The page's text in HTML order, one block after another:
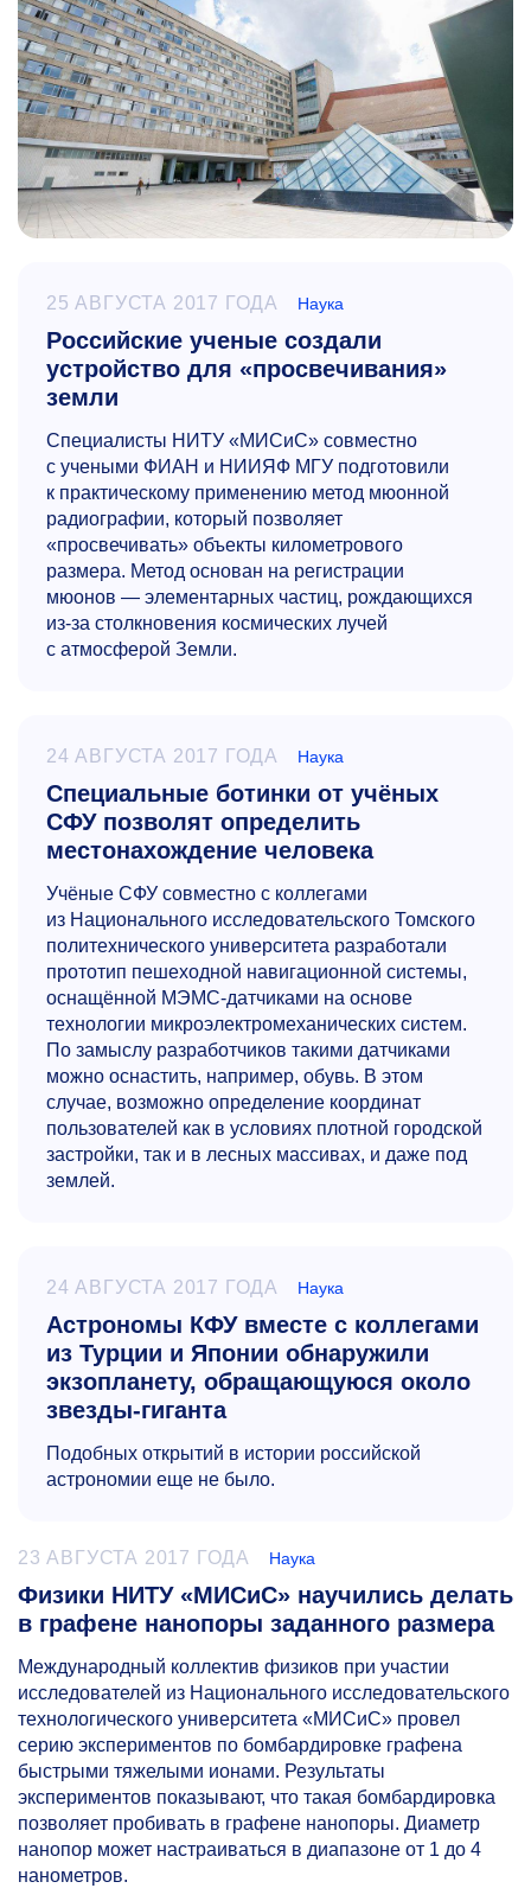
25 АВГУСТА 2017 ГОДА Наука
Российские ученые создали
устройство для «просвечивания»
земли
Специалисты НИТУ «МИСиС» совместно
с учеными ФИАН и НИИЯФ МГУ подготовили
к практическому применению метод мюонной
радиографии, который позволяет
«просвечивать» объекты километрового
размера. Метод основан на регистрации
мюонов — элементарных частиц, рождающихся
из-за столкновения космических лучей
с атмосферой Земли.
24 АВГУСТА 2017 ГОДА Наука
Специальные ботинки от учёных
СФУ позволят определить
местонахождение человека
Учёные СФУ совместно с коллегами
из Национального исследовательского Томского
политехнического университета разработали
прототип пешеходной навигационной системы,
оснащённой МЭМС-датчиками на основе
технологии микроэлектромеханических систем.
По замыслу разработчиков такими датчиками
можно оснастить, например, обувь. В этом
случае, возможно определение координат
пользователей как в условиях плотной городской
застройки, так и в лесных массивах, и даже под
землей.
24 АВГУСТА 2017 ГОДА Наука
Астрономы КФУ вместе с коллегами
из Турции и Японии обнаружили
экзопланету, обращающуюся около
звезды-гиганта
Подобных открытий в истории российской
астрономии еще не было.
23 АВГУСТА 2017 ГОДА Наука
Физики НИТУ «МИСиС» научились делать
в графене нанопоры заданного размера
Международный коллектив физиков при участии
исследователей из Национального исследовательского
технологического университета «МИСиС» провел
серию экспериментов по бомбардировке графена
быстрыми тяжелыми ионами. Результаты
экспериментов показывают, что такая бомбардировка
позволяет пробивать в графене нанопоры. Диаметр
нанопор может настраиваться в диапазоне от 1 до 4
нанометров.